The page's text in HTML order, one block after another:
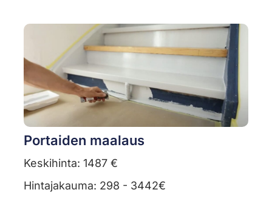
Portaiden maalaus
Keskihinta: 1487 €
Hintajakauma: 298 - 3442€